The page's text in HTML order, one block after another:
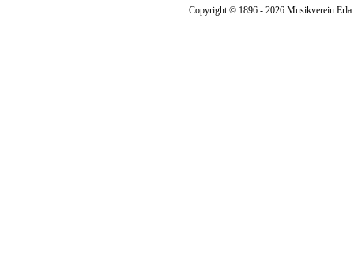
Copyright © 1896 - 2026 Musikverein Erla